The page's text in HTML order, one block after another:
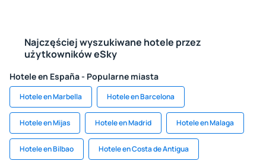
Najczęściej wyszukiwane hotele przez
użytkowników eSky
Hotele en España - Popularne miasta
Hotele en Marbella Hotele en Barcelona
Hotele en Mijas Hotele en Madrid Hotele en Malaga
Hotele en Bilbao Hotele en Costa de Antigua